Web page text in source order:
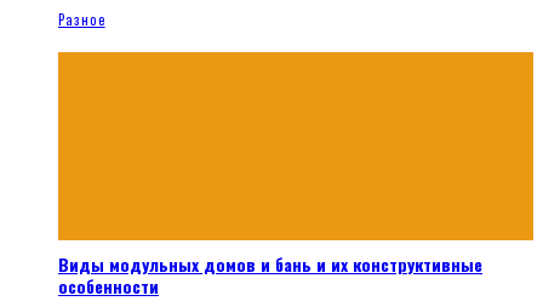
Разное
Виды модульных домов и бань и их конструктивные
особенности